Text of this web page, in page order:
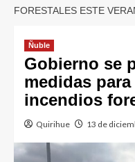
FORESTALES ESTE
Ñuble
Gobierno se
medidas
incendios
Quirihue 13 de